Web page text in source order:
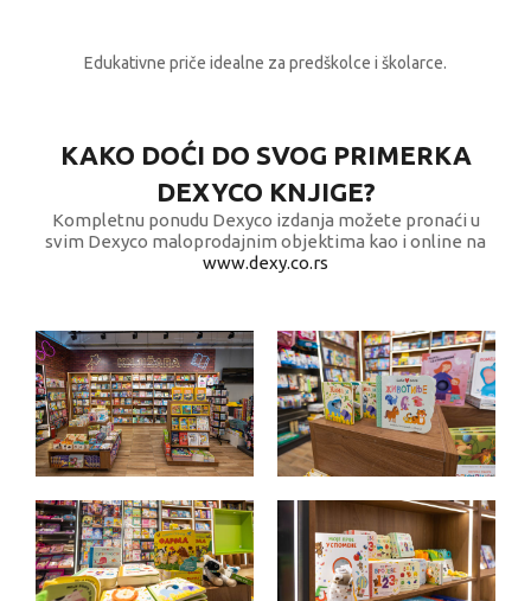
Edukativne priče idealne za predškolce i školarce.
KAKO DOĆI DO SVOG PRIMERKA
DEXYCO KNJIGE?
Kompletnu ponudu Dexyco izdanja možete pronaći u
svim Dexyco maloprodajnim objektima kao i online na
www.dexy.co.rs